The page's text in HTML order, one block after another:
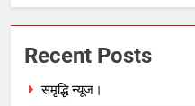
Recent Posts
समृद्धि न्यूज।